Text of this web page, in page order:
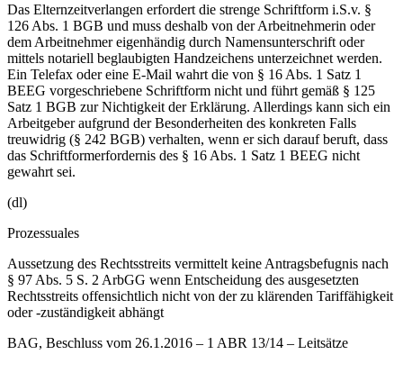
Das Elternzeitverlangen erfordert die strenge Schriftform i.S.v. §
126 Abs. 1 BGB und muss deshalb von der Arbeitnehmerin oder
dem Arbeitnehmer eigenhändig durch Namensunterschrift oder
mittels notariell beglaubigten Handzeichens unterzeichnet werden.
Ein Telefax oder eine E-Mail wahrt die von § 16 Abs. 1 Satz 1
BEEG vorgeschriebene Schriftform nicht und führt gemäß § 125
Satz 1 BGB zur Nichtigkeit der Erklärung. Allerdings kann sich ein
Arbeitgeber aufgrund der Besonderheiten des konkreten Falls
treuwidrig (§ 242 BGB) verhalten, wenn er sich darauf beruft, dass
das Schriftformerfordernis des § 16 Abs. 1 Satz 1 BEEG nicht
gewahrt sei.
(dl)
Prozessuales
Aussetzung des Rechtsstreits vermittelt keine Antragsbefugnis nach
§ 97 Abs. 5 S. 2 ArbGG wenn Entscheidung des ausgesetzten
Rechtsstreits offensichtlich nicht von der zu klärenden Tariffähigkeit
oder -zuständigkeit abhängt
BAG, Beschluss vom 26.1.2016 – 1 ABR 13/14 – Leitsätze